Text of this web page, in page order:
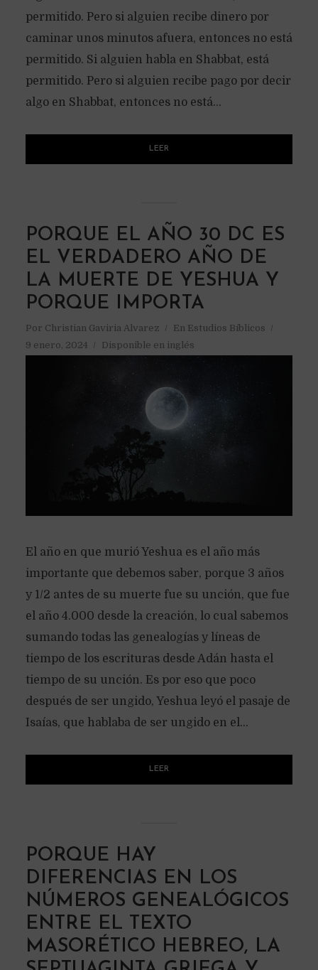
permitido. Pero si alguien recibe dinero por
caminar unos minutos afuera, entonces no está
permitido. Si alguien habla en Shabbat, está
permitido. Pero si alguien recibe pago por decir
algo en Shabbat, entonces no está...
LEER
PORQUE EL AÑO 30 DC ES
EL VERDADERO AÑO DE
LA MUERTE DE YESHUA Y
PORQUE IMPORTA
Por Christian Gaviria Alvarez En Estudios Bíblicos
9 enero, 2024
Disponible en inglés
El año en que murió Yeshua es el año más
importante que debemos saber, porque 3 años
y 1/2 antes de su muerte fue su unción, que fue
el año 4.000 desde la creación, lo cual sabemos
sumando todas las genealogías y líneas de
tiempo de los escrituras desde Adán hasta el
tiempo de su unción. Es por eso que poco
después de ser ungido, Yeshua leyó el pasaje de
Isaías, que hablaba de ser ungido en el...
LEER
PORQUE HAY
DIFERENCIAS EN LOS
NÚMEROS GENEALÓGICOS
ENTRE EL TEXTO
MASORÉTICO HEBREO, LA